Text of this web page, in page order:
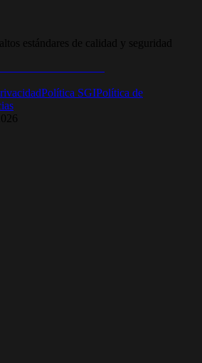
estándares de calidad y seguridad
Política SGIPolítica de